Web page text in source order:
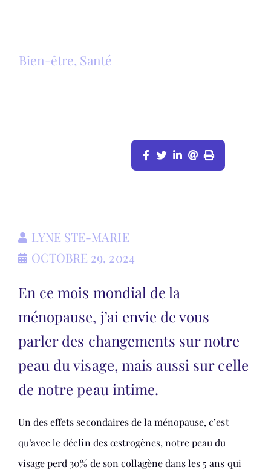
Bien-être, Santé
LYNE STE-MARIE
OCTOBRE 29, 2024
En ce mois mondial de la
ménopause, j’ai envie de vous
parler des changements sur notre
peau du visage, mais aussi sur celle
de notre peau intime.
Un des effets secondaires de la ménopause, c’est
qu’avec le déclin des œstrogènes, notre peau du
visage perd 30% de son collagène dans les 5 ans qui